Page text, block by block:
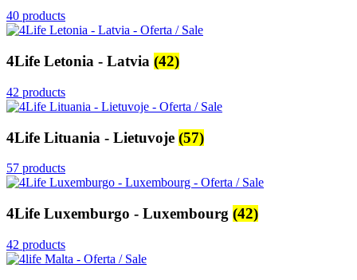
40 products
4Life Letonia - Latvia (42)
42 products
4Life Lituania - Lietuvoje (57)
57 products
4Life Luxemburgo - Luxembourg (42)
42 products